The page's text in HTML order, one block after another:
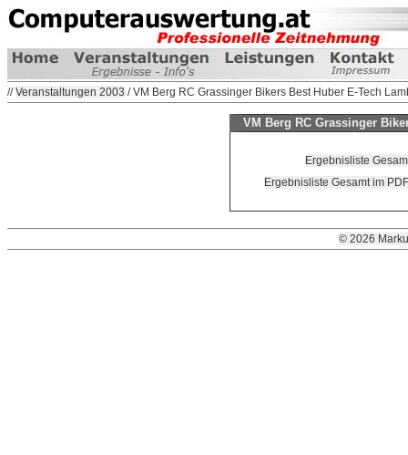
//Veranstaltungen 2003 / VM Berg RC Grassinger Bikers Best Huber E-Tech
VM Berg RC Grassinger
Ergebnisliste
Ergebnisliste Gesamt im
© 2026